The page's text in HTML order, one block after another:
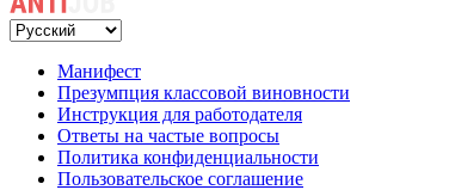
Манифест
Презумпция классовой виновности
Инструкция для работодателя
Ответы на частые вопросы
Политика конфиденциальности
Пользовательское соглашение